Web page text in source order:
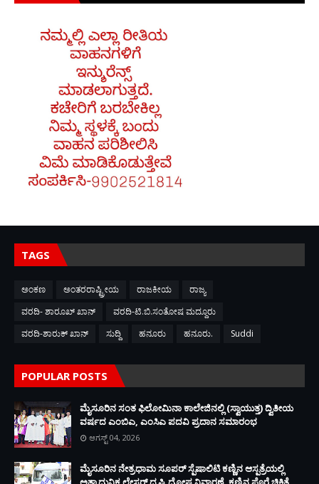
TAGS
ಅಂಕಣ ಅಂತರರಾಷ್ಟ್ರೀಯ ರಾಜಕೀಯ
ರಾಜ್ಯ
ವರದಿ- ಶಾರೂಖ್ ಖಾನ್
ವರದಿ-ಟಿ.ಬಿ.ಸಂತೋಷ ಮದ್ದೂರು
ವರದಿ-ಶಾರುಕ್ ಖಾನ್
ಸುದ್ದಿ ಹನೂರು ಹನೂರು. Suddi
POPULAR POSTS
ಮೈಸೂರಿನ ಸಂತ ಫಿಲೋಮಿನಾ ಕಾಲೇಜಿನಲ್ಲಿ (ಸ್ವಾಯುತ್ತ) ದ್ವಿತೀಯ
ವರ್ಷದ ಎಂಬಿಎ, ಎಂಸಿಎ ಪದವಿ ಪ್ರದಾನ ಸಮಾರಂಭ
ಆಗಸ್ಟ್ 04, 2026
ಮೈಸೂರಿನ ನೇತ್ರಧಾಮ ಸೂಪರ್ ಸ್ಪೆಷಾಲಿಟಿ ಕಣ್ಣಿನ ಆಸ್ಪತ್ರೆಯಲ್ಲಿ